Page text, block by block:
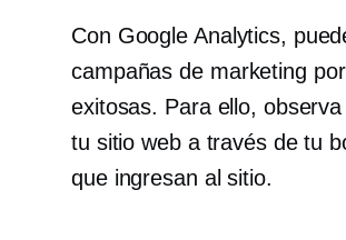
Con Google Analytics,
campañas de marketing
exitosas. Para ello,
tu sitio web a través de tu
que ingresan al sitio.